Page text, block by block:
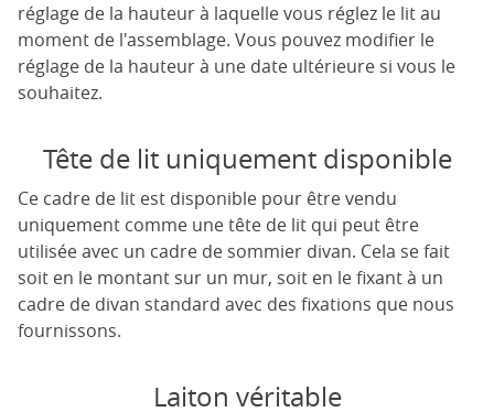
réglage de la hauteur à laquelle vous réglez le lit au
moment de l'assemblage. Vous pouvez modifier le
réglage de la hauteur à une date ultérieure si vous le
souhaitez.
Tête de lit uniquement disponible
Ce cadre de lit est disponible pour être vendu
uniquement comme une tête de lit qui peut être
utilisée avec un cadre de sommier divan. Cela se fait
soit en le montant sur un mur, soit en le fixant à un
cadre de divan standard avec des fixations que nous
fournissons.
Laiton véritable